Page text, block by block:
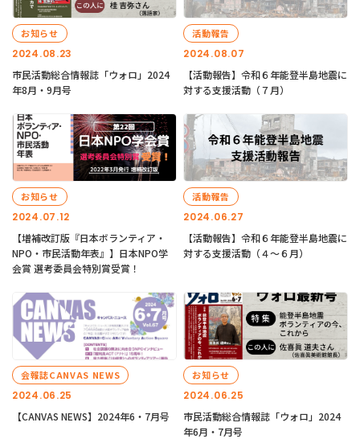
2024.08.23
お知らせ
市民活動総合情報誌「ウォロ」2024
年8月・9月号
2024.08.07
活動報告
【活動報告】令和６年能登半島地震に
対する支援活動（７月）
2024.07.12
お知らせ
【増補改訂版『日本ボランティア・
NPO・市民活動年表』】日本NPO学
会賞 選考委員会特別賞受賞！
2024.06.27
活動報告
【活動報告】令和６年能登半島地震に
対する支援活動（４〜６月）
2024.06.25
会報誌CANVAS NEWS
【CANVAS NEWS】2024年6・7月号
2024.06.25
お知らせ
市民活動総合情報誌「ウォロ」2024
年6月・7月号